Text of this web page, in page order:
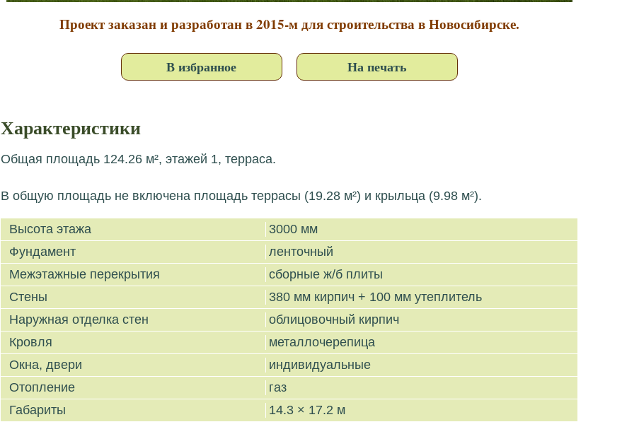
Проект заказан и разработан в 2015-м для строительства в Новосибирске.
В избранное На печать
Характеристики
Общая площадь 124.26 м², этажей 1, терраса.
В общую площадь не включена площадь террасы (19.28 м²) и крыльца (9.98 м²).
Высота этажа
3000 мм
Фундамент
ленточный
Межэтажные перекрытия
сборные ж/б плиты
Стены
380 мм кирпич + 100 мм утеплитель
Наружная отделка стен
облицовочный кирпич
Кровля
металлочерепица
Окна, двери
индивидуальные
Отопление
газ
Габариты
14.3 × 17.2 м